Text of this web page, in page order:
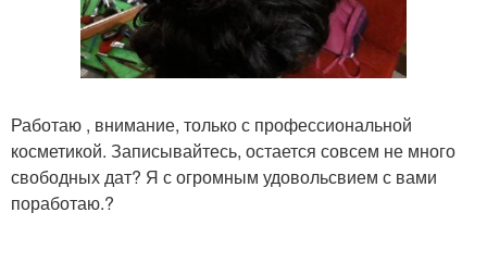
Работаю , внимание, только с профессиональной
косметикой. Записывайтесь, остается совсем не много
свободных дат? Я с огромным удовольсвием с вами
поработаю.?